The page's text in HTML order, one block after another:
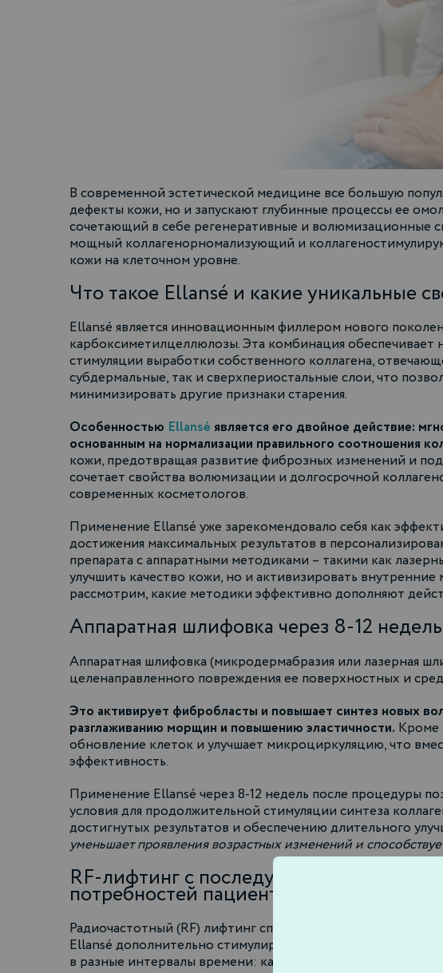
В современной эстетической медицине все большую
дефекты кожи, но и запускают глубинные процессы ее
сочетающий в себе регенеративные и волюмизационные
мощный коллагенорномализующий и
кожи на клеточном уровне.
Что такое Ellansé и какие уникальные
Ellansé является инновационным филлером нового
карбоксиметилцеллюлозы. Эта комбинация
стимуляции выработки собственного коллагена,
субдермальные, так и сверхпериостальные слои, что
минимизировать другие признаки старения.
Особенностью Ellansé является его двойное действие:
основанным на нормализации правильного соотношения
кожи, предотвращая развитие фиброзных изменений и
сочетает свойства волюмизации и долгосрочной
современных косметологов.
Применение Ellansé уже зарекомендовало себя как
достижения максимальных результатов в
препарата с аппаратными методиками – такими как
улучшить качество кожи, но и активизировать
рассмотрим, какие методики эффективно дополняют
Аппаратная шлифовка через 8-12
Аппаратная шлифовка (микродермабразия или лазерная
целенаправленного повреждения ее поверхностных и
Это активирует фибробласты и повышает синтез новых
разглаживанию морщин и повышению эластичности. Кроме
обновление клеток и улучшает микроциркуляцию, что
эффективность.
Применение Ellansé через 8-12 недель после процедуры
условия для продолжительной стимуляции синтеза
достигнутых результатов и обеспечению длительного
уменьшает проявления возрастных изменений и
RF-лифтинг с последующим введением
потребностей пациента)
Радиочастотный (RF) лифтинг способствует уплотнению
Ellansé дополнительно стимулируют синтез коллагена.
в разные интервалы времени: как через 2-4 недели, так и